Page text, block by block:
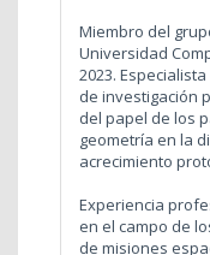
Miembro del
Universidad
2023.
de investigación
del papel de los
geometría en la
acrecimiento
Experiencia
en el campo de
de misiones